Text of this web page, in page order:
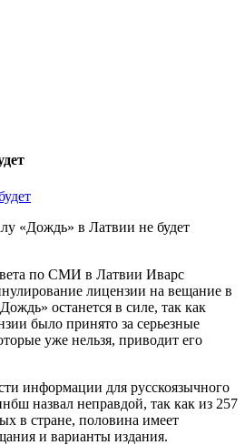
«Дождь» в Латвии не будет
по СМИ в Латвии Иварс
лицензии на вещание в
останется в силе, так как
было принято за серьезные
уже нельзя, приводит его
информации для русскоязычного
назвал неправдой, так как из 257
в стране, половина имеет
и варианты издания.